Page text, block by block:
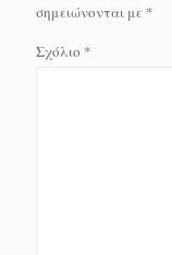
σημειώνονται με *
Σχόλιο *